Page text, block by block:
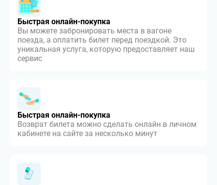
Быстрая онлайн-покупка
Вы можете забронировать места в вагоне
поезда, а оплатить билет перед поездкой. Это
уникальная услуга, которую предоставляет наш
сервис
Быстрая онлайн-покупка
Возврат билета можно сделать онлайн в личном
кабинете на сайте за несколько минут